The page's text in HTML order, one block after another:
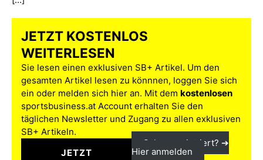
JETZT KOSTENLOS
WEITERLESEN
Sie lesen einen exklusiven SB+ Artikel. Um den
gesamten Artikel lesen zu könnnen, loggen Sie sich
ein oder melden sich hier an. Mit dem kostenlosen
sportsbusiness.at Account erhalten Sie den
täglichen Newsletter und Zugang zu allen exklusiven
SB+ Artikeln.
JETZT
Schon registriert? ➔
Hier anmelden